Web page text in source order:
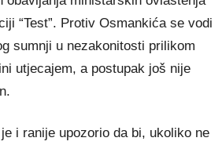
“Test”. Protiv Osmankića se vodi
sumnji u nezakonitosti prilikom
utjecajem, a postupak još nije
i ranije upozorio da bi, ukoliko ne